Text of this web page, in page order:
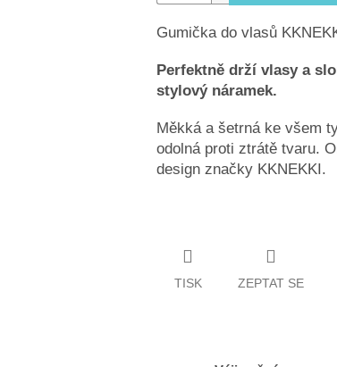
Gumička do vlasů
Perfektně drží vlasy a
stylový náramek.
Měkká a šetrná ke všem
odolná proti ztrátě tvaru.
design značky KKNEKKI.
TISK ZEPTAT SE